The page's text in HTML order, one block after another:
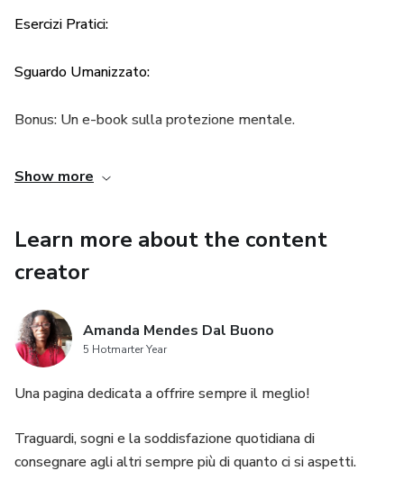
grande potere."
Esercizi Pratici:
Sguardo Umanizzato:
Bonus: Un e-book sulla protezione mentale.
Show more
Learn more about the content
creator
Amanda Mendes Dal Buono
5 Hotmarter Year
Una pagina dedicata a offrire sempre il meglio!
Traguardi, sogni e la soddisfazione quotidiana di
consegnare agli altri sempre più di quanto ci si aspetti.